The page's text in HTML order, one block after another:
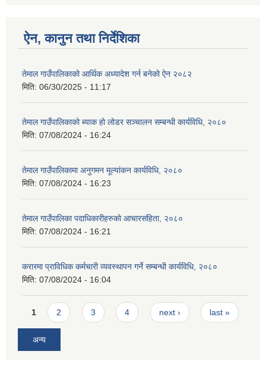
ऐन, कानुन तथा निर्देशिका
तेमाल गाउँपालिकाको आर्थिक अध्यादेश गर्न बनेको ऐन २०८२
मिति: 06/30/2025 - 11:17
तेमाल गाउँपालिकाको ब्याक हो लोडर सञ्चालन सम्बन्धी कार्यविधि, २०८०
मिति: 07/08/2024 - 16:24
तेमाल गाउँपालिकामा अनुगमन मूल्यांकन कार्यविधि, २०८०
मिति: 07/08/2024 - 16:23
तेमाल गाउँपालिका पदाधिकारीहरुको आचारसंहिता, २०८०
मिति: 07/08/2024 - 16:21
करारमा प्राविधिक कर्मचारी व्यवस्थापन गर्ने सम्बन्धी कार्यविधि, २०८०
मिति: 07/08/2024 - 16:04
Pages
1 2 3 4 next › last »
अन्य